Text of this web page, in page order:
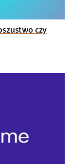
czy